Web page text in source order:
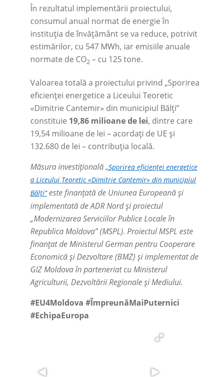
În rezultatul implementării proiectului,
consumul anual normat de energie în
instituția de învățământ se va reduce, potrivit
estimărilor, cu 547 MWh, iar emisiile anuale
normate de CO2 –cu 125 tone.
Valoarea totală a proiectului privind „Sporirea
eficienței energetice a Liceului Teoretic
«Dimitrie Cantemir» din municipiul Bălți”
constituie 19,86 milioane de lei, dintre care
19,54 milioane de lei – acordați de UE și
132.680 de lei –contribuția locală.
Măsura investițională „Sporirea eficienței energetice
a Liceului Teoretic «Dimitrie Cantemir» din municipiul
Bălți”este finanțată de Uniunea Europeană și
implementată de ADR Nord și proiectul
„Modernizarea Serviciilor Publice Locale în
Republica Moldova” (MSPL). Proiectul MSPL este
finanțat de Ministerul German pentru Cooperare
Economică și Dezvoltare (BMZ) și implementat de
GIZ Moldova în parteneriat cu Ministerul
Agriculturii, Dezvoltării Regionale și Mediului.
#EU4Moldova #ÎmpreunăMaiPuternici
#EchipaEuropa